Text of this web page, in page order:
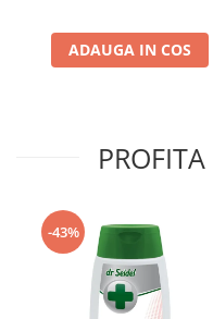
ADAUGA IN COS
-43%